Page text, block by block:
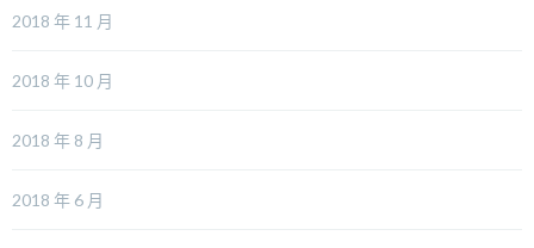
2018 年 11 月
2018 年 10 月
2018 年 8 月
2018 年 6 月